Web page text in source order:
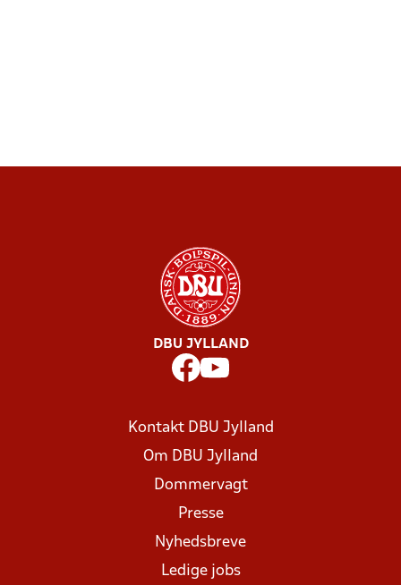
DBU JYLLAND
Kontakt DBU Jylland
Om DBU Jylland
Dommervagt
Presse
Nyhedsbreve
Ledige jobs